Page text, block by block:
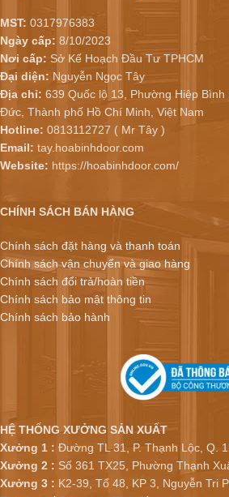
MST: 0317976383
Ngày cấp: 8/10/2023
Nơi cấp: Sở Kế Hoạch Đầu Tư TPHCM
Đại diện: Nguyễn Ngọc Tây
Địa chỉ: 639 Quốc lộ 13, Phường Hiệp
Đức, Thành phố Hồ Chí Minh, Việt Nam
Hotline: 0813112727 ( Mr Tây )
Email: tay.hoabinhdoor.com
Website: https://hoabinhdoor.com/
CHÍNH SÁCH BÁN HÀNG
Chính sách đặt hàng và thanh toán
Chính sách vận chuyển và giao hàng
Chính sách đổi trả/hoàn tiền
Chính sách bảo mật thông tin
Chính sách bảo hành
HỆ THỐNG XƯỞNG SẢN XUẤT
Xưởng 1 : Đường TL 31, P. Thạnh Lộc, Q.
Xưởng 2 : Số 361 TX25, Phường Thạnh
Xưởng 3 : K2-39, Tổ 48, KP 3, Nguyễn Tri